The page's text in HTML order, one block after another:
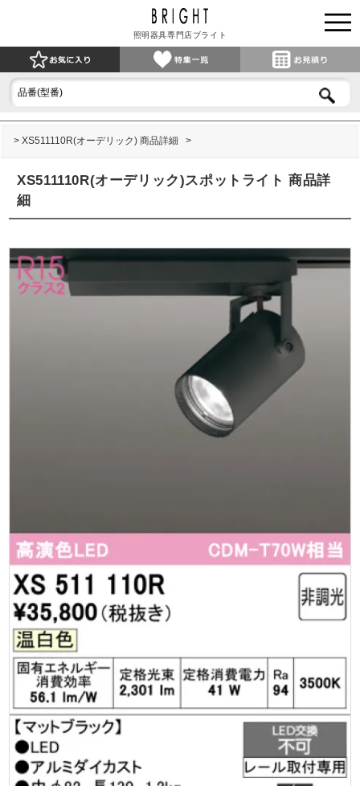
照明器具専門店ブライト
XS511110R(オーデリック) 商品詳細
XS511110R(オーデリック)スポットライト 商品詳
細